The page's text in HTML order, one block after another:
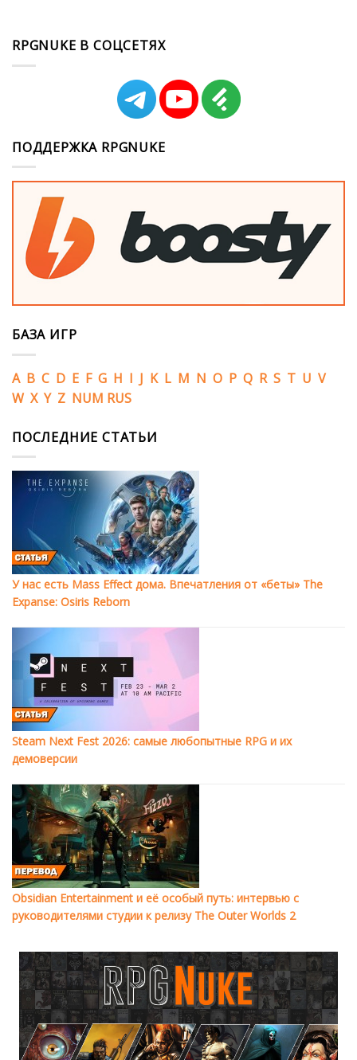
RPGNUKE В СОЦСЕТЯХ
ПОДДЕРЖКА RPGNUKE
БАЗА ИГР
A B C D E F G H I J K L M N O P Q R S T U V
W X Y Z NUM RUS
ПОСЛЕДНИЕ СТАТЬИ
У нас есть Mass Effect дома. Впечатления от «беты» The
Expanse: Osiris Reborn
Steam Next Fest 2026: самые любопытные RPG и их
демоверсии
Obsidian Entertainment и её особый путь: интервью с
руководителями студии к релизу The Outer Worlds 2